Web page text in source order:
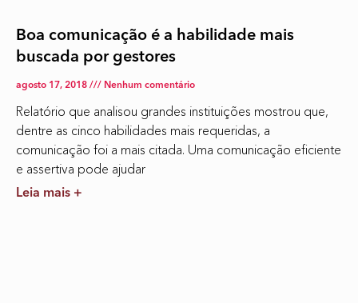
Boa comunicação é a habilidade mais
buscada por gestores
agosto 17, 2018 Nenhum comentário
Relatório que analisou grandes instituições mostrou que,
dentre as cinco habilidades mais requeridas, a
comunicação foi a mais citada. Uma comunicação eficiente
e assertiva pode ajudar
Leia mais +